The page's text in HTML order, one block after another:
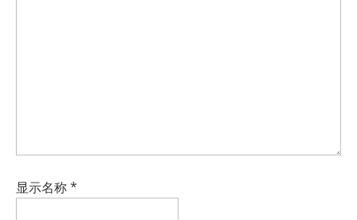
显示名称*